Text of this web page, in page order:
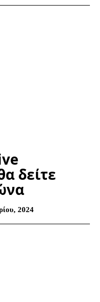
δείτε
2024